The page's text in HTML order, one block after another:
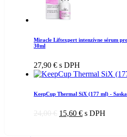
Miracle Liftexpert intenzívne sérum
30ml
27,90 € s DPH
KeepCup Thermal SiX (177 ml) -
15,60 € s DPH